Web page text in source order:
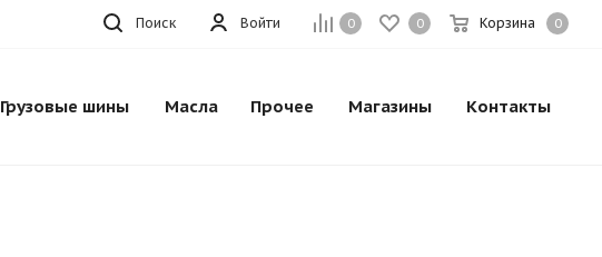
0 0 Корзина 0
Войти
Поиск
Грузовые шины Масла Прочее Магазины Контакты